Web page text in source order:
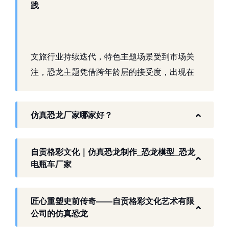
践
文旅行业持续迭代，特色主题场景受到市场关
注，恐龙主题凭借跨年龄层的接受度，出现在
生态。自贡格彩文化艺术有限公司扎根本地产
以工厂生产能力，为各地客户提供史前主题相
关产品与服务。
工厂生产基础 构建恐龙产业全链服务
作为开展史前仿真模型生产的恐龙制作工厂，
仿真恐龙厂家哪家好？
自贡格彩文化｜仿真恐龙制作_恐龙模型_恐龙
电瓶车厂家
匠心重塑史前传奇——自贡格彩文化艺术有限
公司的仿真恐龙